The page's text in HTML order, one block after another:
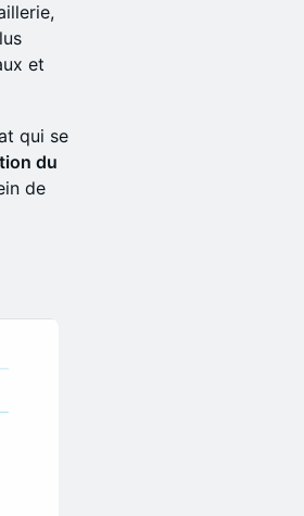
et
qui se
du
de